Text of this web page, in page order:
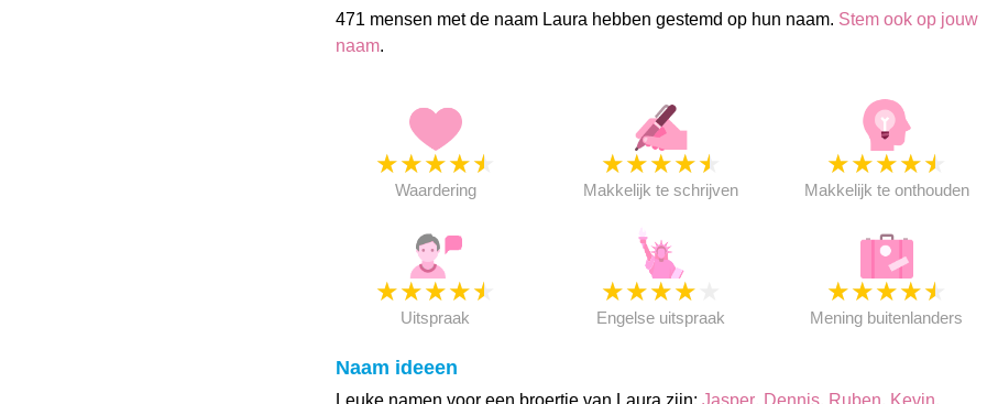
471 mensen met de naam Laura hebben gestemd op hun naam. Stem ook op jouw
naam.
★★★★★
Waardering
★★★★★
Makkelijk te schrijven
★★★★★
Makkelijk te onthouden
★★★★★
Uitspraak
★★★★
Engelse uitspraak
★★★★★
Mening buitenlanders
Naam ideeen
Leuke namen voor een broertje van Laura zijn: Jasper, Dennis, Ruben, Kevin,